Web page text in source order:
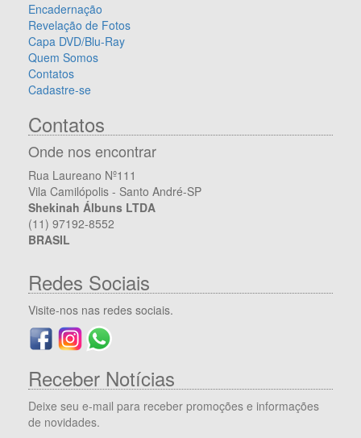
Encadernação
Revelação de Fotos
Capa DVD/Blu-Ray
Quem Somos
Contatos
Cadastre-se
Contatos
Onde nos encontrar
Rua Laureano Nº111
Vila Camilópolis - Santo André-SP
Shekinah Álbuns LTDA
(11) 97192-8552
BRASIL
Redes Sociais
Visite-nos nas redes sociais.
Receber Notícias
Deixe seu e-mail para receber promoções e informações
de novidades.